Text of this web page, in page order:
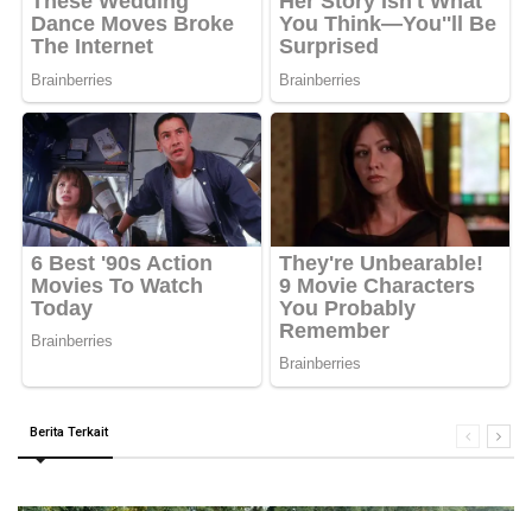
Berita Terkait